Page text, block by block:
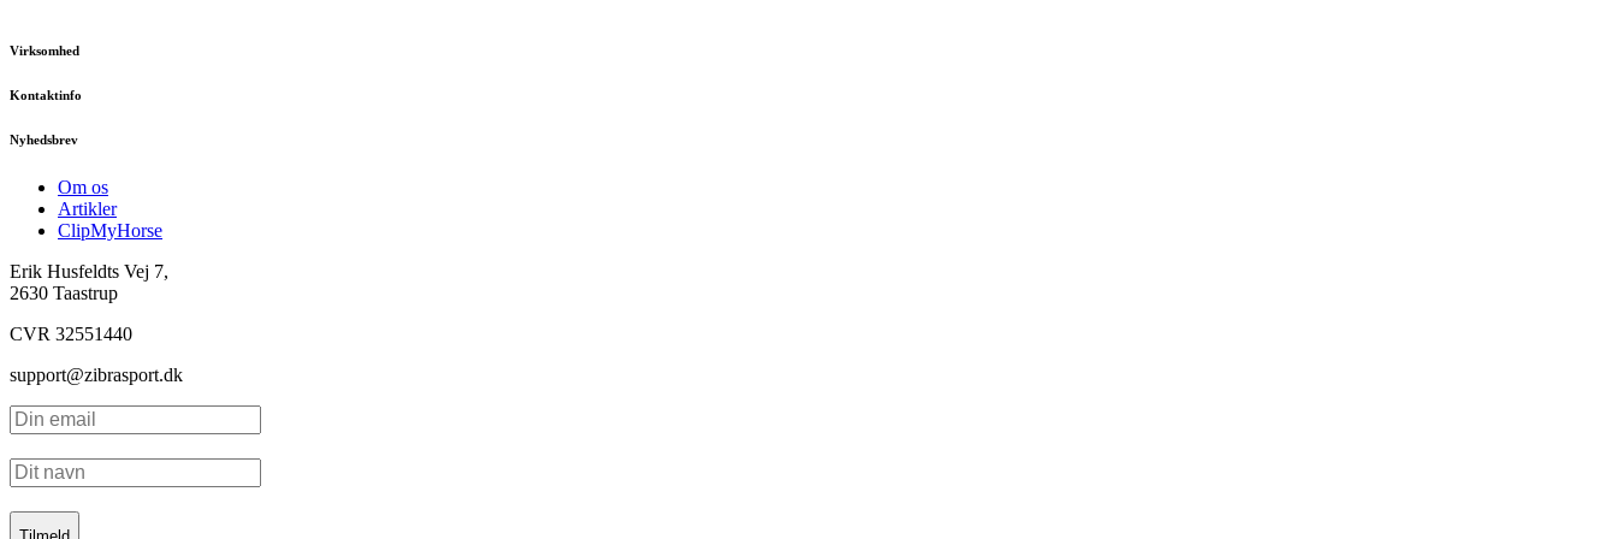
Virksomhed
Kontaktinfo
Nyhedsbrev
Om os
Artikler
ClipMyHorse
Erik Husfeldts Vej 7,
2630 Taastrup
CVR 32551440
support@zibrasport.dk